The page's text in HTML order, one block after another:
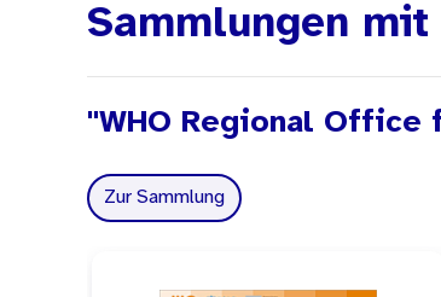
Sammlungen
"WHO Regional Office
Zur Sammlung